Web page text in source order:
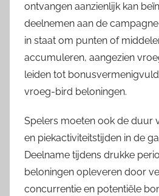
ontvangen aanzienlijk kan
deelnemen aan de
in staat om punten of
accumuleren, aangezien
leiden tot
vroeg-bird beloningen.
Spelers moeten ook de duur
en piekactiviteitstijden in de
Deelname tijdens drukke
beloningen opleveren door
concurrentie en potentiële